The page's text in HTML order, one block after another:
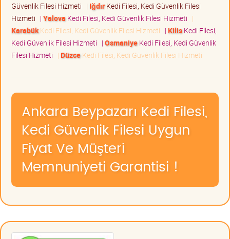
Güvenlik Filesi Hizmeti | IğdırKedi Filesi, Kedi Güvenlik Filesi
Hizmeti | Yalova Kedi Filesi, Kedi Güvenlik Filesi Hizmeti |
KarabükKedi Filesi, Kedi Güvenlik Filesi Hizmeti | KilisKedi Filesi,
Kedi Güvenlik Filesi Hizmeti | OsmaniyeKedi Filesi, Kedi Güvenlik
Filesi Hizmeti | DüzceKedi Filesi, Kedi Güvenlik Filesi Hizmeti
Ankara Beypazarı Kedi Filesi,
Kedi Güvenlik Filesi Uygun
Fiyat Ve Müşteri
Memnuniyeti Garantisi !